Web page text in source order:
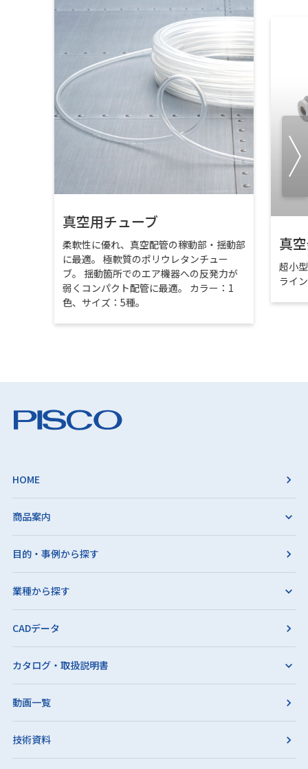
真空用チューブ
柔軟性に優れ、真空配管の稼動部・揺動部
に最適。 極軟質のポリウレタンチュー
ブ。 揺動箇所でのエア機器への反発力が
弱くコンパクト配管に最適。 カラー：1
色、サイズ：5種。
真
超小
ライ
HOME
商品案内
目的・事例から探す
業種から探す
CADデータ
カタログ・取扱説明書
動画一覧
技術資料